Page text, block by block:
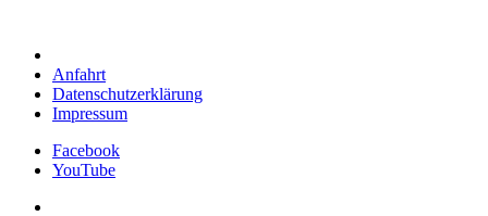
Anfahrt
Datenschutzerklärung
Impressum
Facebook
YouTube